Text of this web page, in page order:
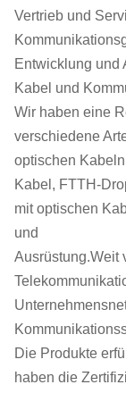
Vertrieb und
Entwicklung und
Kabel und
Wir haben eine
verschiedene
optischen
Kabel, FTTH-
mit optischen
und
Ausrüstung.Weit
Die Produkte
haben die